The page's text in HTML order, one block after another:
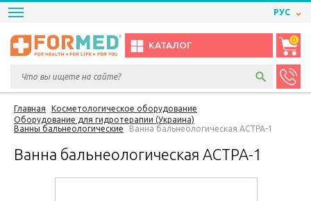
РУС
КАТАЛОГ
0
Главная
Косметологическое оборудование
Оборудование для гидротерапии (Украина)
Ванны бальнеологические
Ванна бальнеологическая АСТРА-1
Ванна бальнеологическая АСТРА-1